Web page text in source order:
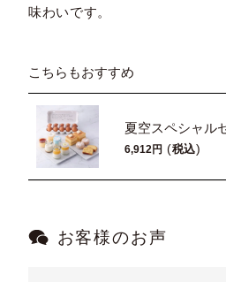
味わいです。
こちらもおすすめ
夏空スペシャル
6,912 税込
お客様のお声